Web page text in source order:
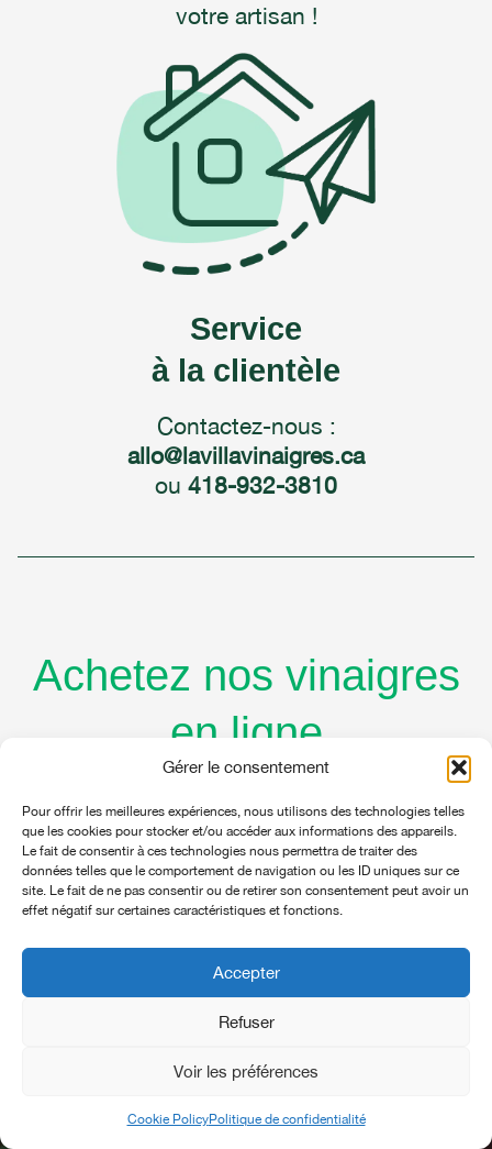
Gérer le consentement
Pour offrir les meilleures expériences, nous utilisons des technologies telles
que les cookies pour stocker et/ou accéder aux informations des appareils.
Le fait de consentir à ces technologies nous permettra de traiter des
données telles que le comportement de navigation ou les ID uniques sur ce
site. Le fait de ne pas consentir ou de retirer son consentement peut avoir un
effet négatif sur certaines caractéristiques et fonctions.
Accepter
Refuser
Voir les préférences
Cookie PolicyPolitique de confidentialité
votre artisan !
Service
à la clientèle
Contactez-nous :
allo@lavillavinaigres.ca
ou 418-932-3810
Achetez nos vinaigres
en ligne
ou retrouvez-les partout
au Québec
Points de vente